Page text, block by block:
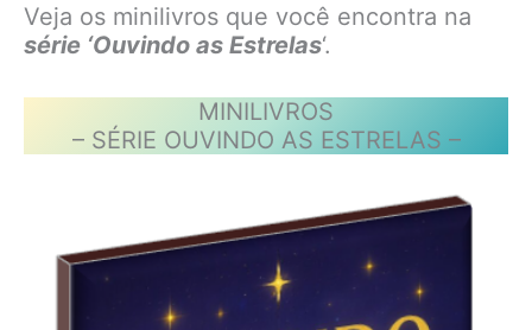
Veja os minilivros que você encontra na
série ‘Ouvindo as Estrelas‘.
MINILIVROS
– SÉRIE OUVINDO AS ESTRELAS –